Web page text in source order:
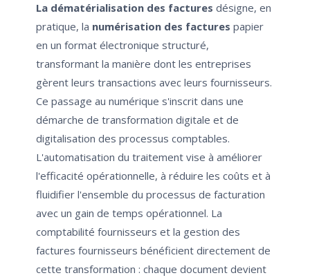
La dématérialisation des factures désigne, en
pratique, la numérisation des factures papier
en un format électronique structuré,
transformant la manière dont les entreprises
gèrent leurs transactions avec leurs fournisseurs.
Ce passage au numérique s'inscrit dans une
démarche de transformation digitale et de
digitalisation des processus comptables.
L'automatisation du traitement vise à améliorer
l'efficacité opérationnelle, à réduire les coûts et à
fluidifier l'ensemble du processus de facturation
avec un gain de temps opérationnel. La
comptabilité fournisseurs et la gestion des
factures fournisseurs bénéficient directement de
cette transformation : chaque document devient